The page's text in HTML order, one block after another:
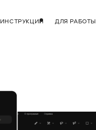
ИНСТРУКЦИИ ДЛЯ РАБОТЫ